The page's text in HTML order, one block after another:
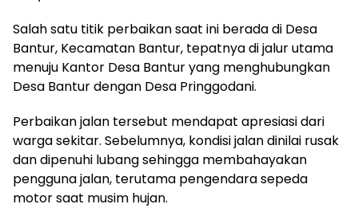
Salah satu titik perbaikan saat ini berada di Desa
Bantur, Kecamatan Bantur, tepatnya di jalur utama
menuju Kantor Desa Bantur yang menghubungkan
Desa Bantur dengan Desa Pringgodani.
Perbaikan jalan tersebut mendapat apresiasi dari
warga sekitar. Sebelumnya, kondisi jalan dinilai rusak
dan dipenuhi lubang sehingga membahayakan
pengguna jalan, terutama pengendara sepeda
motor saat musim hujan.